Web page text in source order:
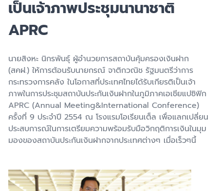
เป็นเจ้าภาพประชุมนานาชาติ
APRC
นายสิงหะ นิกรพันธุ์ ผู้อำนวยการสถาบันคุ้มครองเงินฝาก
(สคฝ.) ให้การต้อนรับนายกรณ์ จาติกวณิช รัฐมนตรีว่าการ
กระทรวงการคลัง ในโอกาสที่ประเทศไทยได้รับเกียรติเป็นเจ้า
ภาพในการประชุมสถาบันประกันเงินฝากในภูมิภาคเอเชียแปซิฟิก
APRC (Annual Meeting&International Conference)
ครั้งที่ 9 ประจำปี 2554 ณ โรงแรมโอเรียนเต็ล เพื่อแลกเปลี่ยน
ประสบการณ์ในการเตรียมความพร้อมรับมือวิกฤติการเงินในมุม
มองของสถาบันประกันเงินฝากจากประเทศต่างๆ เมื่อเร็วๆนี้